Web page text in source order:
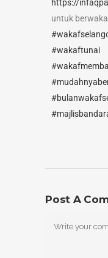
https://
untuk
#wakaftunai
Post A